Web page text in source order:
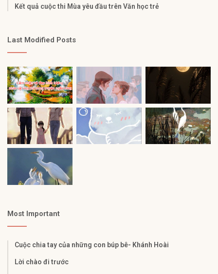
Kết quả cuộc thi Mùa yêu đầu trên Văn học trẻ
Last Modified Posts
Most Important
Cuộc chia tay của những con búp bê- Khánh Hoài
Lời chào đi trước